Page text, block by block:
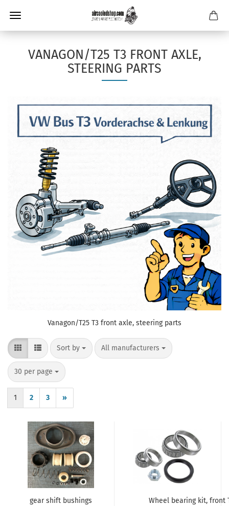
VANAGON/T25 T3 FRONT AXLE,
STEERING PARTS
Vanagon/T25 T3 front axle, steering parts
Sort by
Sort by All manufacturers
per page
30 per page
per page
1 2 3 »
gear shift bushings
Wheel bearing kit, front